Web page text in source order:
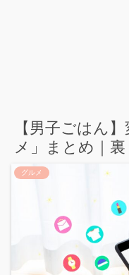
【男子ごはん
メ」まとめ｜裏
グルメ